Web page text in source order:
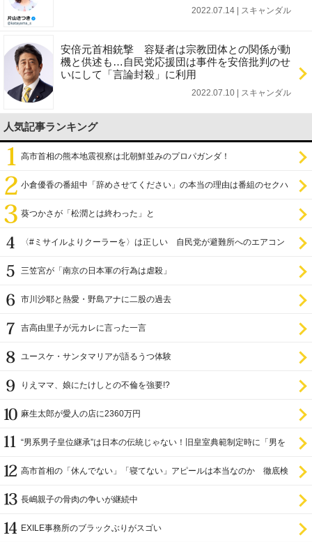
2022.07.14 | スキャンダル
安倍元首相銃撃 容疑者は宗教団体との関係が動
機と供述も…自民党応援団は事件を安倍批判のせ
いにして「言論封殺」に利用
2022.07.10 | スキャンダル
人気記事ランキング
高市首相の熊本地震視察は北朝鮮並みのプロパガンダ！
小倉優香の番組中「辞めさせてください」の本当の理由は番組のセクハ
葵つかさが「松潤とは終わった」と
〈#ミサイルよりクーラーを〉は正しい 自民党が避難所へのエアコン
三笠宮が「南京の日本軍の行為は虐殺」
市川沙耶と熱愛・野島アナに二股の過去
吉高由里子が元カレに言った一言
ユースケ・サンタマリアが語るうつ体験
りえママ、娘にたけしとの不倫を強要!?
麻生太郎が愛人の店に2360万円
“男系男子皇位継承”は日本の伝統じゃない！旧皇室典範制定時に「男を
高市首相の「休んでない」「寝てない」アピールは本当なのか 徹底検
長嶋親子の骨肉の争いが継続中
EXILE事務所のブラックぶりがスゴい